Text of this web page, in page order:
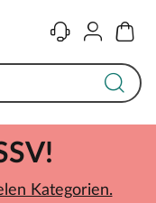
KontaktKonto
Kategorien.